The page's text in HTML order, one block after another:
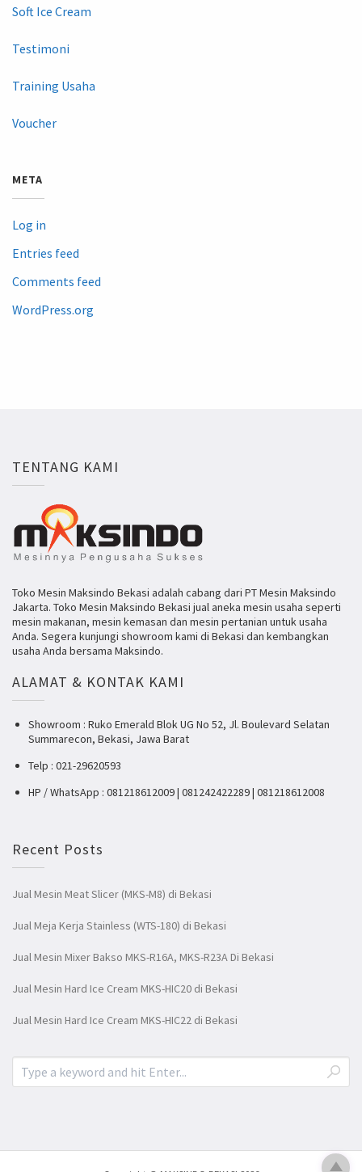
Soft Ice Cream
Testimoni
Training Usaha
Voucher
META
Log in
Entries feed
Comments feed
WordPress.org
TENTANG KAMI
Toko Mesin Maksindo Bekasi adalah cabang dari PT Mesin Maksindo
Jakarta. Toko Mesin Maksindo Bekasi jual aneka mesin usaha seperti
mesin makanan, mesin kemasan dan mesin pertanian untuk usaha
Anda. Segera kunjungi showroom kami di Bekasi dan kembangkan
usaha Anda bersama Maksindo.
ALAMAT & KONTAK KAMI
Showroom : Ruko Emerald Blok UG No 52, Jl. Boulevard Selatan
Summarecon, Bekasi, Jawa Barat
Telp : 021-29620593
HP / WhatsApp : 081218612009 | 081242422289 | 081218612008
Recent Posts
Jual Mesin Meat Slicer (MKS-M8) di Bekasi
Jual Meja Kerja Stainless (WTS-180) di Bekasi
Jual Mesin Mixer Bakso MKS-R16A, MKS-R23A Di Bekasi
Jual Mesin Hard Ice Cream MKS-HIC20 di Bekasi
Jual Mesin Hard Ice Cream MKS-HIC22 di Bekasi